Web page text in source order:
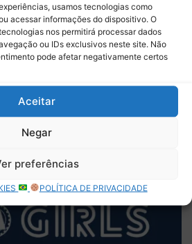
usamos tecnologias como
acessar informações do dispositivo. O
nos permitirá processar dados
ou IDs exclusivos neste site. Não
pode afetar negativamente certos
Aceitar
Negar
preferências
POLÍTICA DE PRIVACIDADE
jornada de Maya Weug, desde
no kart até se tornar a primeira